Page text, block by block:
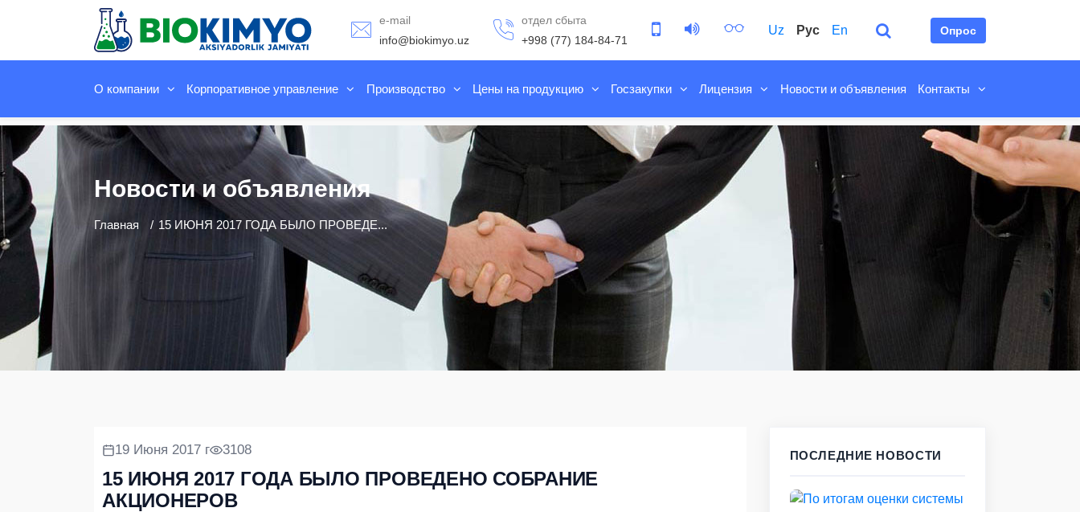
e-mail
info@biokimyo.uz
отдел сбыта
+998 (77) 184-84-71
Uz Рус En Опрос
О компании Корпоративное управление Производство Цены на продукцию Госзакупки Лицензия Новости и объявления Контакты
Новости и объявления
Главная 15 ИЮНЯ 2017 ГОДА БЫЛО ПРОВЕДЕ...
19 Июня 2017 г 3108
15 ИЮНЯ 2017 ГОДА БЫЛО ПРОВЕДЕНО СОБРАНИЕ
АКЦИОНЕРОВ
ПОСЛЕДНИЕ НОВОСТИ